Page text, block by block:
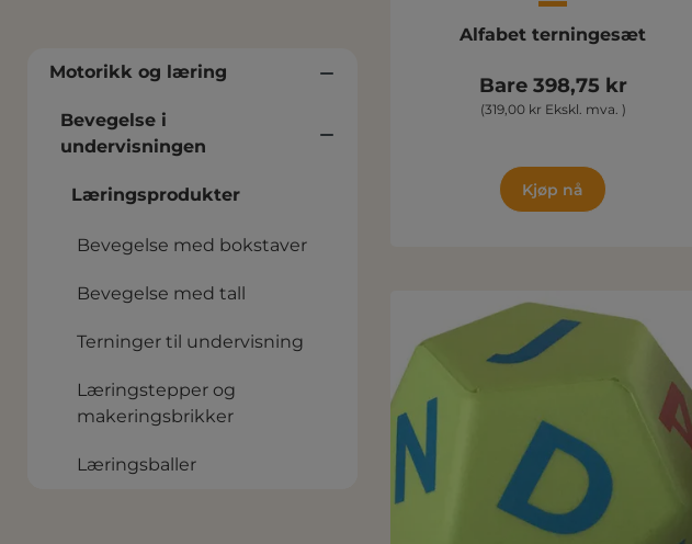
Motorikk og læring
Bevegelse i
undervisningen
Læringsprodukter
Bevegelse med bokstaver
Bevegelse med tall
Terninger til undervisning
Læringstepper og
makeringsbrikker
Læringsballer
Alfabet terningesæt
Bare 398,75 kr
(319,00 kr Ekskl. mva. )
Kjøp nå